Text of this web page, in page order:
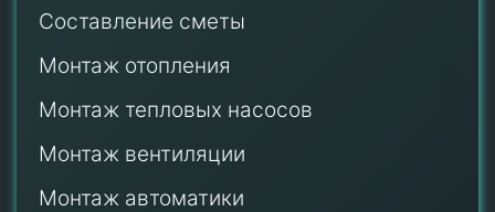
Составление сметы
Монтаж отопления
Монтаж тепловых насосов
Монтаж вентиляции
Монтаж автоматики